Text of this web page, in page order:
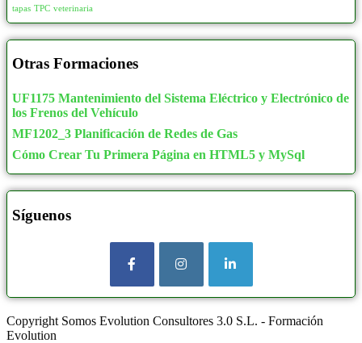
tapas TPC veterinaria
Otras Formaciones
UF1175 Mantenimiento del Sistema Eléctrico y Electrónico de
los Frenos del Vehículo
MF1202_3 Planificación de Redes de Gas
Cómo Crear Tu Primera Página en HTML5 y MySql
Síguenos
Copyright Somos Evolution Consultores 3.0 S.L. - Formación
Evolution